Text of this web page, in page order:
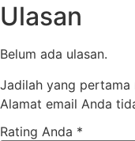
Ulasan
Belum ada ulasan.
Jadilah yang pertama
Alamat email Anda
Rating Anda *